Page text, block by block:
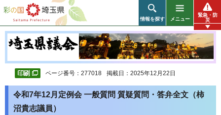
彩の国 埼玉県
情報を探す メニュー
緊急・防
災
ページ番号：277018 掲載日：2025年12月22日
令和7年12月定例会 一般質問 質疑質問・答弁全文（柿
沼貴志議員）